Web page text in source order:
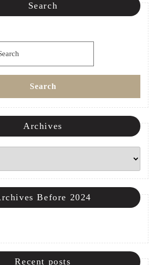
Search
for:
Search
Archives
Before 2024
Recent posts